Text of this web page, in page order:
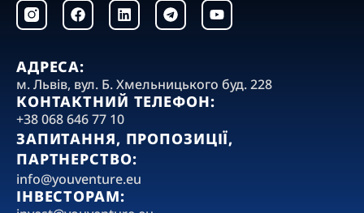
F
a
c
b
o
o
k
L
i
n
d
i
n
T
e
l
r
a
m
Y
o
u
b
e
АДРЕСА:
‍м. Львів, вул. Б. Хмельницького буд. 228
КОНТАКТНИЙ ТЕЛЕФОН:
+38 068 646 77 10
ЗАПИТАННЯ, ПРОПОЗИЦІЇ,
ПАРТНЕРСТВО:
‍info@youventure.eu
ІНВЕСТОРАМ: